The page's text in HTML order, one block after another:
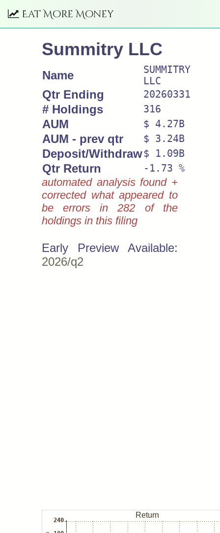
Eat More Money
Summitry LLC
Name
SUMMITRY
LLC
Qtr Ending 20260331
# Holdings 316
AUM $ 4.27B
AUM - prev qtr $ 3.24B
Deposit/Withdraw$ 1.09B
Qtr Return -1.73 %
automated analysis found +
corrected what appeared to
be errors in 282 of the
holdings in this filing
Early Preview Available:
2026/q2